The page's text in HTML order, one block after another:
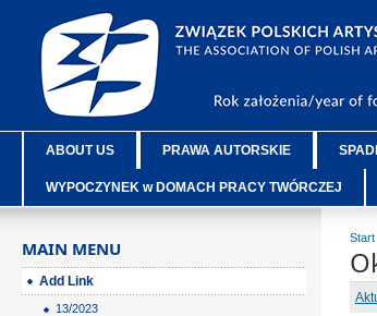
ABOUT US PRAWA AUTORSKIE
WYPOCZYNEK w DOMACH PRACY TWÓRCZEJ
Start
MAIN MENU
Add Link
13/2023